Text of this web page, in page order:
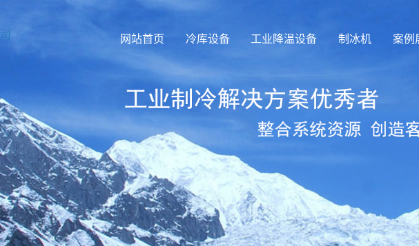
网站首页 冷库设备 工业降温设备 制冰机 案例